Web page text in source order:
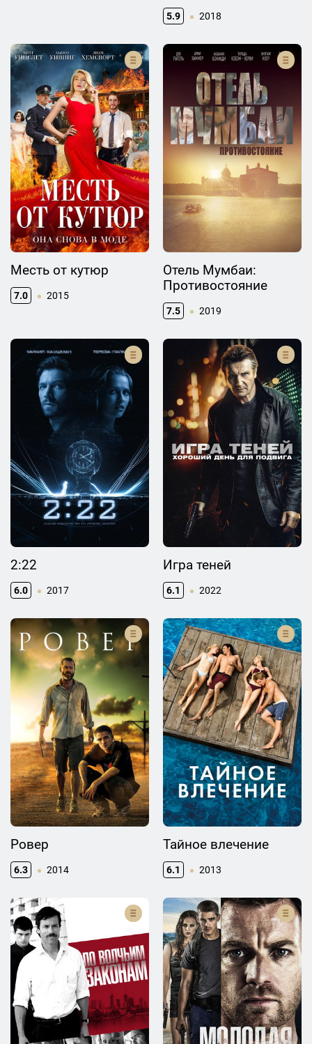
5.9 2018
Месть от кутюр
7.0 2015
Отель Мумбаи:
Противостояние
7.5 2019
2:22
6.0 2017
Игра теней
6.1 2022
Ровер
6.3 2014
Тайное влечение
6.1 2013